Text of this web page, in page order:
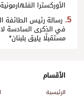
الأوركسترا
رسالة رئيس الطائفة
في الذكرى السادسة
مستقبلًا يليق بلبنان*
الأقسام
الرئيسية